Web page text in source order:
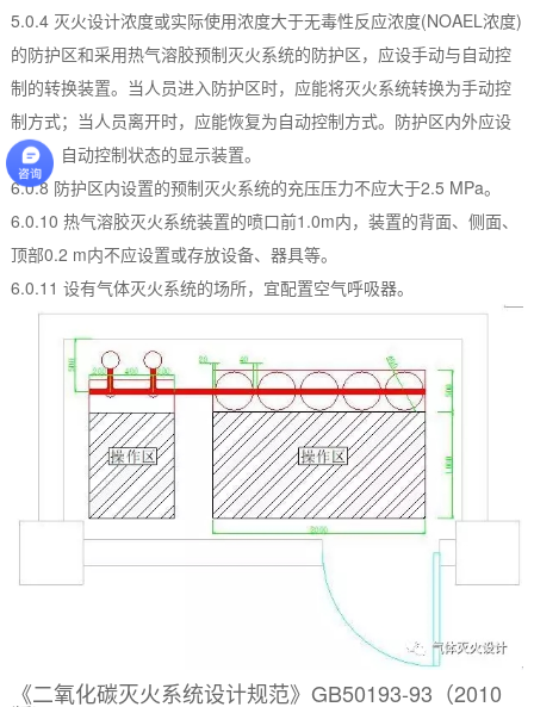
5.0.4 灭火设计浓度或实际使用浓度大于无毒性反应浓度(NOAEL浓度)
的防护区和采用热气溶胶预制灭火系统的防护区，应设手动与自动控
制的转换装置。当人员进入防护区时，应能将灭火系统转换为手动控
制方式；当人员离开时，应能恢复为自动控制方式。防护区内外应设
手动、自动控制状态的显示装置。
6.0.8 防护区内设置的预制灭火系统的充压压力不应大于2.5 MPa。
6.0.10 热气溶胶灭火系统装置的喷口前1.0m内，装置的背面、侧面、
顶部0.2 m内不应设置或存放设备、器具等。
6.0.11 设有气体灭火系统的场所，宜配置空气呼吸器。
《二氧化碳灭火系统设计规范》GB50193-93（2010